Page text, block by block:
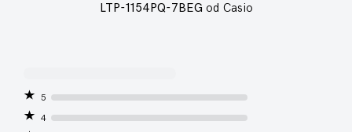
LTP-1154PQ-7BEG od Casio
5
4